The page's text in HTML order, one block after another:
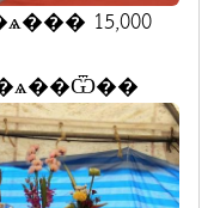
15,000